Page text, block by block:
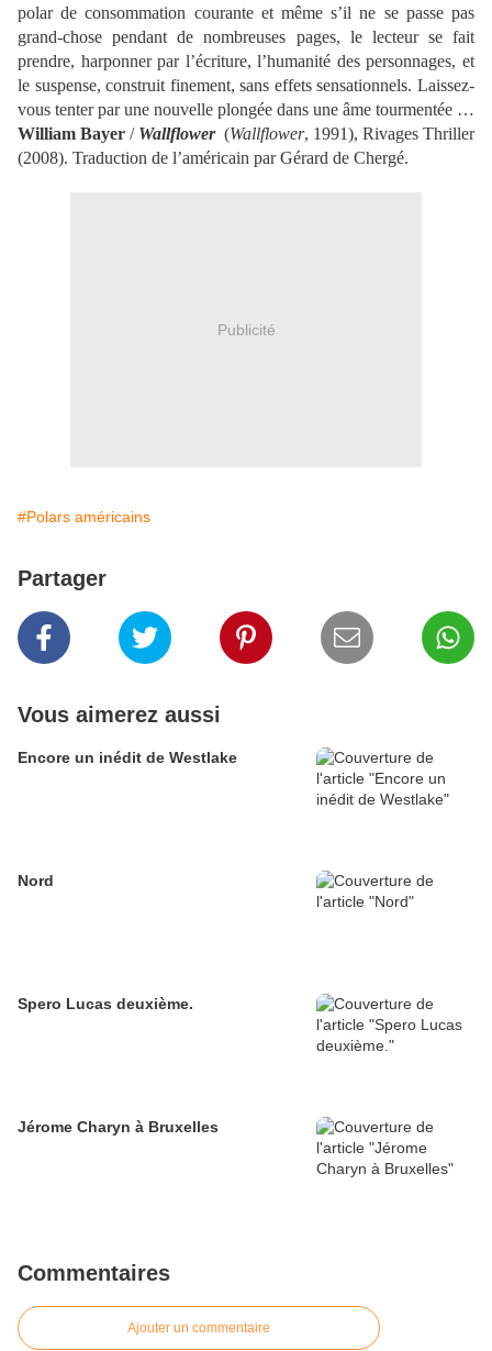
polar de consommation courante et même s’il ne se passe pas
grand-chose pendant de nombreuses pages, le lecteur se fait
prendre, harponner par l’écriture, l’humanité des personnages, et
le suspense, construit finement, sans effets sensationnels. Laissez-
vous tenter par une nouvelle plongée dans une âme tourmentée …
William Bayer / Wallflower (Wallflower, 1991), Rivages Thriller
(2008). Traduction de l’américain parGérard de Chergé.
Publicité
#Polars américains
Partager
Vous aimerez aussi
Encore un inédit de Westlake
Nord
Spero Lucas deuxième.
Jérome Charyn à Bruxelles
Commentaires
Ajouter un commentaire